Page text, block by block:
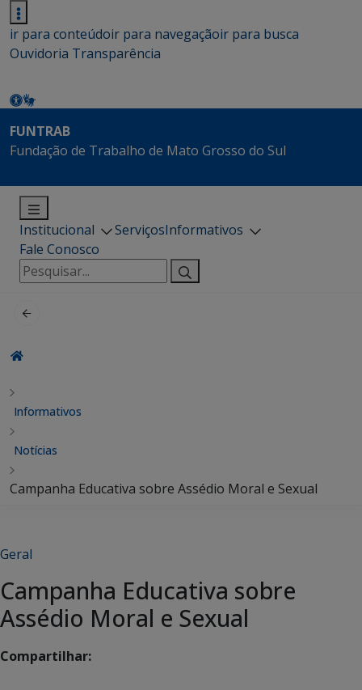
ir para conteúdoir para navegaçãoir para busca
Ouvidoria Transparência
FUNTRAB
Fundação de Trabalho de Mato Grosso do Sul
Institucional ServiçosInformativos
Fale Conosco
Pesquisar
por:
Informativos
Notícias
Campanha Educativa sobre Assédio Moral e Sexual
Geral
Campanha Educativa sobre
Assédio Moral e Sexual
Compartilhar: